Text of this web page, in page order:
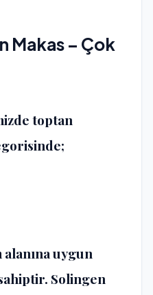
Makas – Çok
toptan
uygun
Solingen